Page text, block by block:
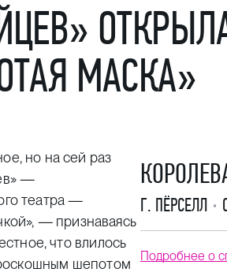
МАСКА»
но на сей раз
—
театра —
— признаваясь
что влилось
шепотом
Г. ПЁРСЕЛЛ
Подробнее о